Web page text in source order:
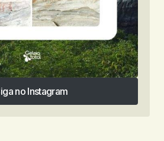
no Instagram
no Instagram